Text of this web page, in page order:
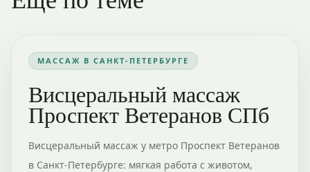
МАССАЖ В САНКТ-ПЕТЕРБУРГЕ
Висцеральный массаж
Проспект Ветеранов СПб
Висцеральный массаж у метро Проспект Ветеранов
в Санкт-Петербурге: мягкая работа с животом,